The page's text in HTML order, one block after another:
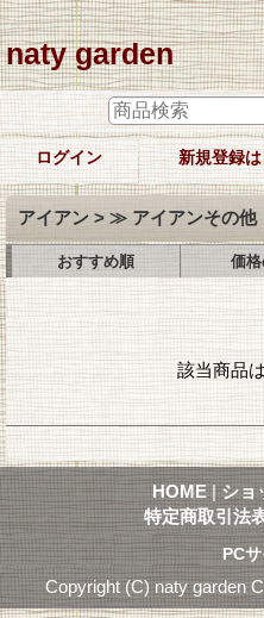
naty garden
ログイン 新規登録
アイアン > ≫ アイアンその他
おすすめ順 価
該当商品
HOME | ショ
特定商取引法
PCサ
Copyright (C) naty garden